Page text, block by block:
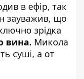
в ефір, так
зауважив, що
зрідка
вина. Микола
суші, а от